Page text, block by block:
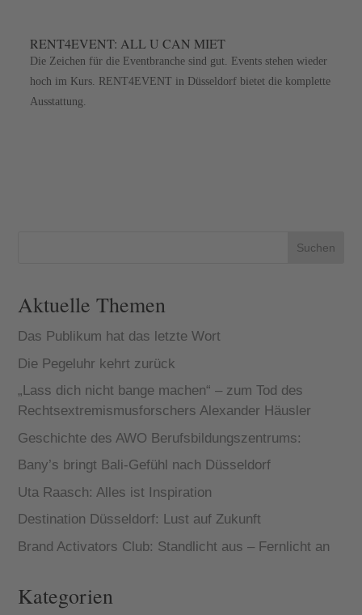
RENT4EVENT: ALL U CAN MIET
Die Zeichen für die Eventbranche sind gut. Events stehen wieder
hoch im Kurs. RENT4EVENT in Düsseldorf bietet die komplette
Ausstattung.
Suchen
Aktuelle Themen
Das Publikum hat das letzte Wort
Die Pegeluhr kehrt zurück
„Lass dich nicht bange machen“ – zum Tod des
Rechtsextremismusforschers Alexander Häusler
Geschichte des AWO Berufsbildungszentrums:
Bany’s bringt Bali-Gefühl nach Düsseldorf
Uta Raasch: Alles ist Inspiration
Destination Düsseldorf: Lust auf Zukunft
Brand Activators Club: Standlicht aus – Fernlicht an
Kategorien